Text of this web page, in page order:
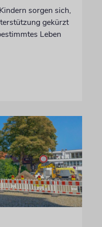
sorgen sich,
gekürzt
Leben